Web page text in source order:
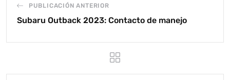
PUBLICACIÓN ANTERIOR
Subaru Outback 2023: Contacto de manejo